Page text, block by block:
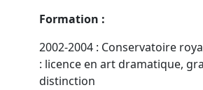
Formation :
2002-2004 : Conservatoire
: licence en art dramatique,
distinction